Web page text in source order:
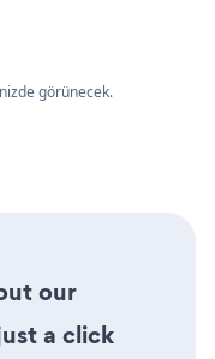
görünecek.
our
a click